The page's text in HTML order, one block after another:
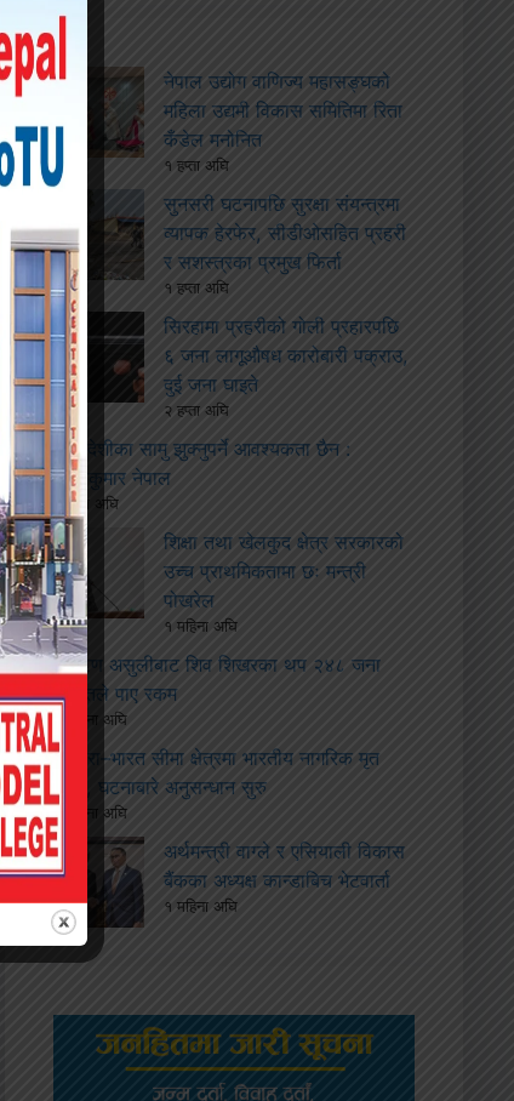
नेपाल उद्योग वाणिज्य महासङ्घको
महिला उद्यमी विकास समितिमा रिता
कँडेल मनोनित
१ हप्ता अघि
सुनसरी घटनापछि सुरक्षा संयन्त्रमा
व्यापक हेरफेर, सीडीओसहित प्रहरी
र सशस्त्रका प्रमुख फिर्ता
१ हप्ता अघि
सिरहामा प्रहरीको गोली प्रहारपछि
६ जना लागूऔषध कारोबारी पक्राउ,
दुई जना घाइते
२ हप्ता अघि
विदेशीका सामु झुक्नुपर्ने आवश्यकता छैन :
माधवकुमार नेपाल
२ हप्ता अघि
शिक्षा तथा खेलकुद क्षेत्र सरकारको
उच्च प्राथमिकतामा छः मन्त्री
पोखरेल
१ महिना अघि
ऋण असुलीबाट शिव शिखरका थप २४८ जना
पिडितले पाए रकम
१ महिना अघि
बारा–भारत सीमा क्षेत्रमा भारतीय नागरिक मृत
फेला, घटनाबारे अनुसन्धान सुरु
१ महिना अघि
अर्थमन्त्री वाग्ले र एसियाली विकास
बैंकका अध्यक्ष कान्डाबिच भेटवार्ता
१ महिना अघि